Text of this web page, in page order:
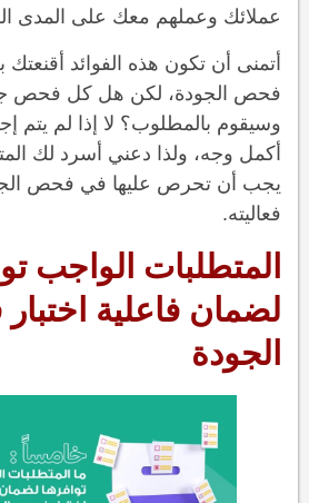
عملائك وعملهم معك على المدى
أتمنى أن تكون هذه الفوائد
فحص الجودة، لكن هل كل فحص
وسيقوم بالمطلوب؟ لا إذا لم يتم
أكمل وجه، ولذا دعني أسرد لك
يجب أن تحرص عليها في فحص
فعاليته.
المتطلبات الواجب
لضمان فاعلية
الجودة